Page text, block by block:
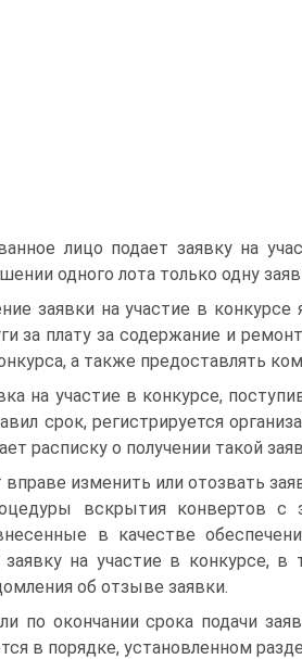
лицо подает заявку на
одного лота только одну
заявки на участие в
за плату за содержание и
а также предоставлять
на участие в конкурсе,
срок, регистрируется
расписку о получении такой
изменить или отозвать
вскрытия конвертов с
в качестве
на участие в конкурсе, в
об отзыве заявки.
по окончании срока подачи
в порядке, установленном